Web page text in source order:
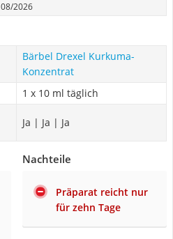
08/2026
Bärbel Drexel Kurkuma-
Konzentrat
1 x 10 ml täglich
Ja | Ja | Ja
Nachteile
Präparat reicht nur
für zehn Tage